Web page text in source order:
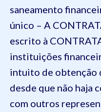
saneamento
único – A
escrito à
instituições
intuito de obtenção
desde que não haja
com outros